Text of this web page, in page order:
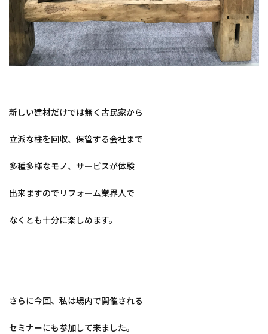
新しい建材だけでは無く古民家から
立派な柱を回収、保管する会社まで
多種多様なモノ、サービスが体験
出来ますのでリフォーム業界人で
なくとも十分に楽しめます。
さらに今回、私は場内で開催される
セミナーにも参加して来ました。